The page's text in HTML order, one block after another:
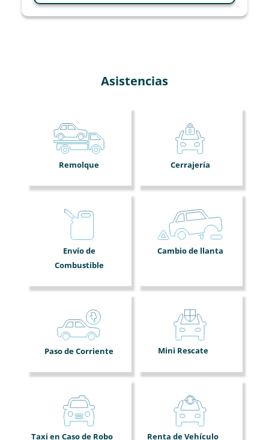
Asistencias
Remolque Cerrajería
Envío de
Combustible
Cambio de llanta
Paso de Corriente Mini Rescate
Taxi en Caso de Robo Renta de Vehículo